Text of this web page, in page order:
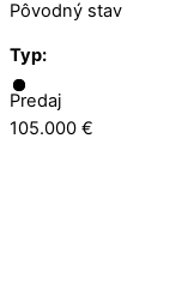
Pôvodný stav
Typ:
Predaj
105.000 €